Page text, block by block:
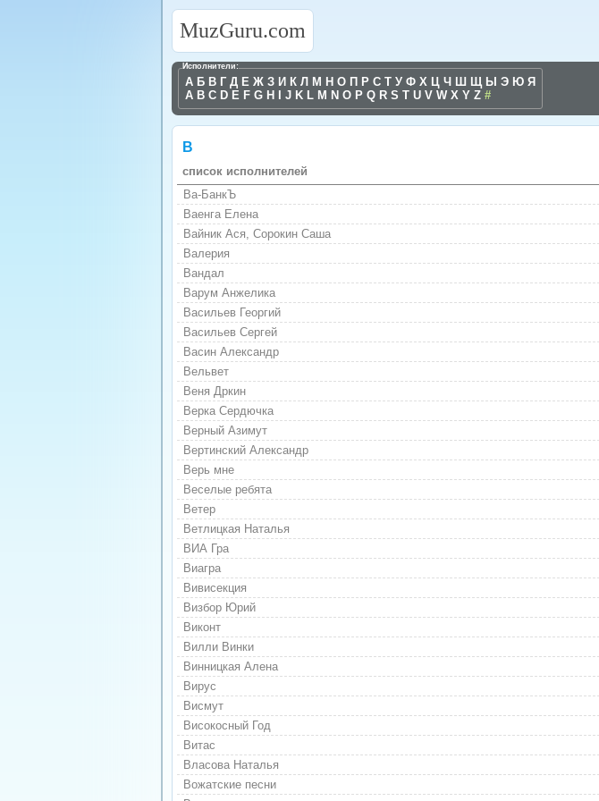
MuzGuru.com
Исполнители:
А Б В Г Д Е Ж З И К Л М Н О П Р С Т У Ф Х Ц Ч Ш Щ Ы Э Ю Я
A B C D E F G H J K L M N O P Q R S T U V W X Y Z #
В
список исполнителей
Ва-БанкЪ
Ваенга Елена
Вайник Ася, Сорокин Саша
Валерия
Вандал
Варум Анжелика
Васильев Георгий
Васильев Сергей
Васин Александр
Вельвет
Веня Дркин
Верка Сердючка
Верный Азимут
Вертинский Александр
Верь мне
Веселые ребята
Ветер
Ветлицкая Наталья
ВИА Гра
Виагра
Вивисекция
Визбор Юрий
Виконт
Вилли Винки
Винницкая Алена
Вирус
Висмут
Високосный Год
Витас
Власова Наталья
Вожатские песни